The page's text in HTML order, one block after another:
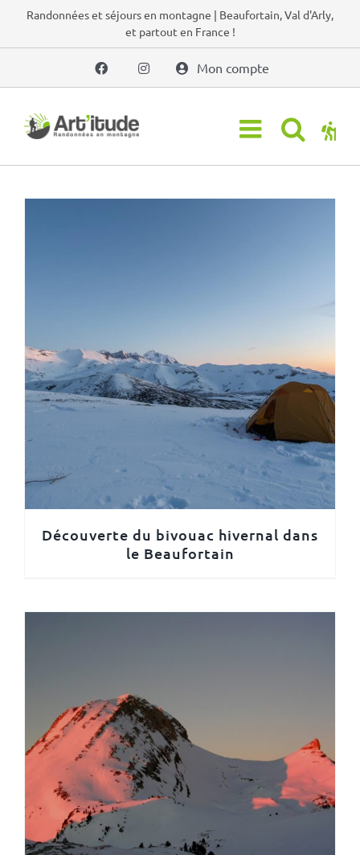
PasserRandonnées et séjours en montagne | Beaufortain, Val d'Arly,
et partout en France !
Mon compte
Découverte du bivouac hivernal dans
le Beaufortain